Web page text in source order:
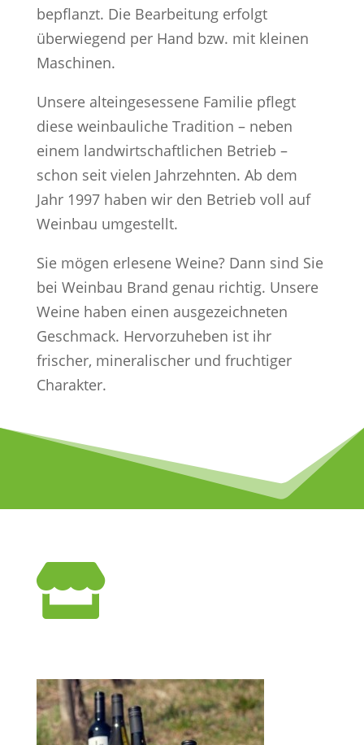
bepflanzt. Die Bearbeitung erfolgt
überwiegend per Hand bzw. mit kleinen
Maschinen.
Unsere alteingesessene Familie pflegt
diese weinbauliche Tradition – neben
einem landwirtschaftlichen Betrieb –
schon seit vielen Jahrzehnten. Ab dem
Jahr 1997 haben wir den Betrieb voll auf
Weinbau umgestellt.
Sie mögen erlesene Weine? Dann sind Sie
bei Weinbau Brand genau richtig. Unsere
Weine haben einen ausgezeichneten
Geschmack. Hervorzuheben ist ihr
frischer, mineralischer und fruchtiger
Charakter.
